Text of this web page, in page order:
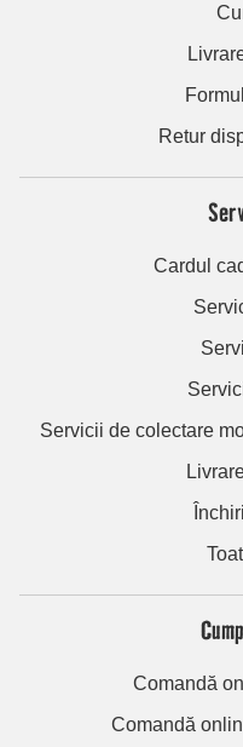
Retur
Cardul
Servicii de colectare
Comandă
Comandă